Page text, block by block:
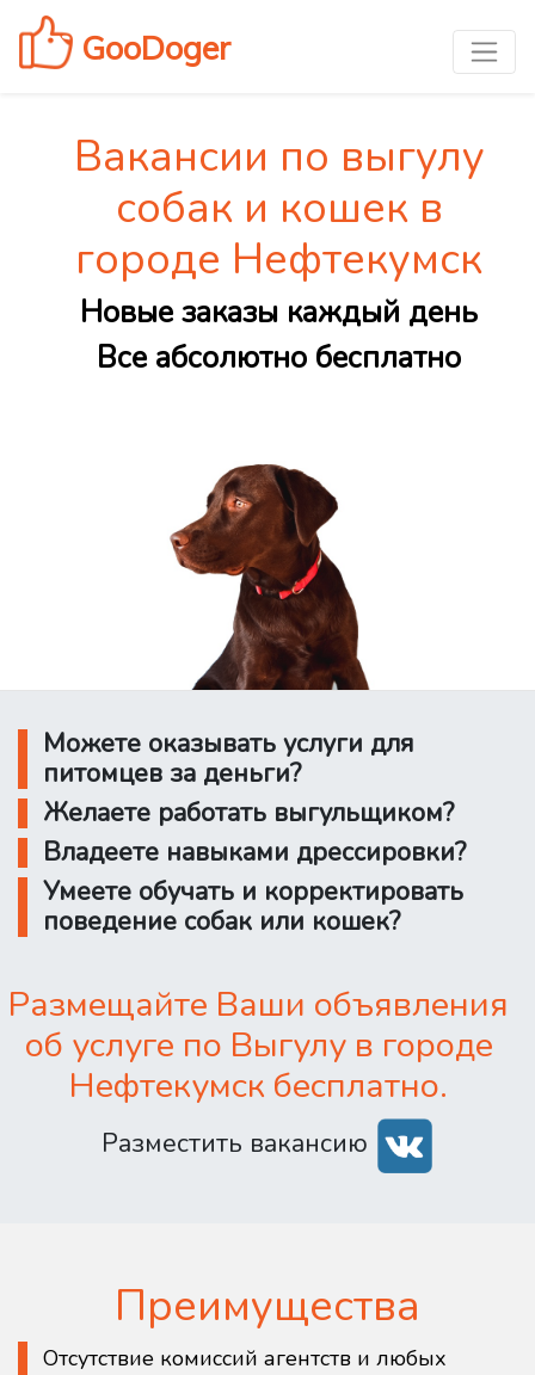
GooDoger
Вакансии по выгулу
собак и кошек в
городе Нефтекумск
Новые заказы каждый день
Все абсолютно бесплатно
Можете оказывать услуги для
питомцев за деньги?
Желаете работать выгульщиком?
Владеете навыками дрессировки?
Умеете обучать и корректировать
поведение собак или кошек?
Размещайте Ваши объявления
об услуге по Выгулу в городе
Нефтекумск бесплатно.
Разместить вакансию
Преимущества
Отсутствие комиссий агентств и любых